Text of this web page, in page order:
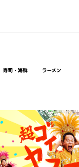
寿司・海鮮 ラーメン